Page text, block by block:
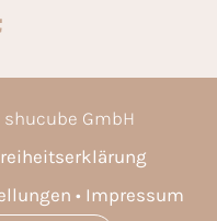
GmbH
Impressum